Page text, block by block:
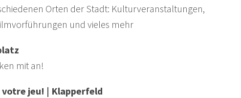
Orten der Stadt: Kulturveranstaltungen,
und vieles mehr
mit an!
votre jeu! | Klapperfeld